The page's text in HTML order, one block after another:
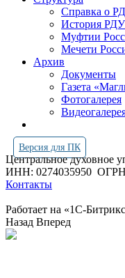
Справка о
История
Муфтии
Мечети
Архив
Документы
Газета
Фотогалерея
Версия для ПК
Центральное духовное
ИНН: 0274035950
Контакты
Работает на «1С-
Назад Вперед